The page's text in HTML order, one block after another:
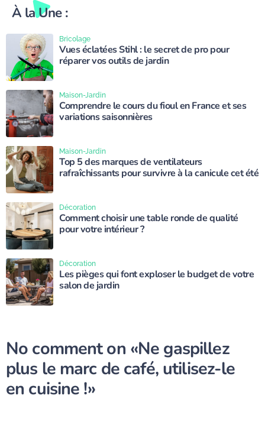
À la Une :
Vues éclatées Stihl : le secret de pro pour
réparer vos outils de jardin
Bricolage
Comprendre le cours du fioul en France et ses
variations saisonnières
Maison-Jardin
Top 5 des marques de ventilateurs
rafraîchissants pour survivre à la canicule cet été
Maison-Jardin
Comment choisir une table ronde de qualité
pour votre intérieur ?
Décoration
Les pièges qui font exploser le budget de votre
salon de jardin
Décoration
No comment on «Ne gaspillez
plus le marc de café, utilisez-le
en cuisine !»